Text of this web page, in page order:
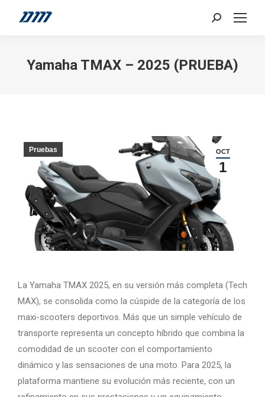
Search:
Yamaha TMAX – 2025 (PRUEBA)
OCT
1
Pruebas
La Yamaha TMAX 2025, en su versión más completa (Tech
MAX), se consolida como la cúspide de la categoría de los
maxi-scooters deportivos. Más que un simple vehículo de
transporte representa un concepto híbrido que combina la
comodidad de un scooter con el comportamiento
dinámico y las sensaciones de una moto. Para 2025, la
plataforma mantiene su evolución más reciente, con un